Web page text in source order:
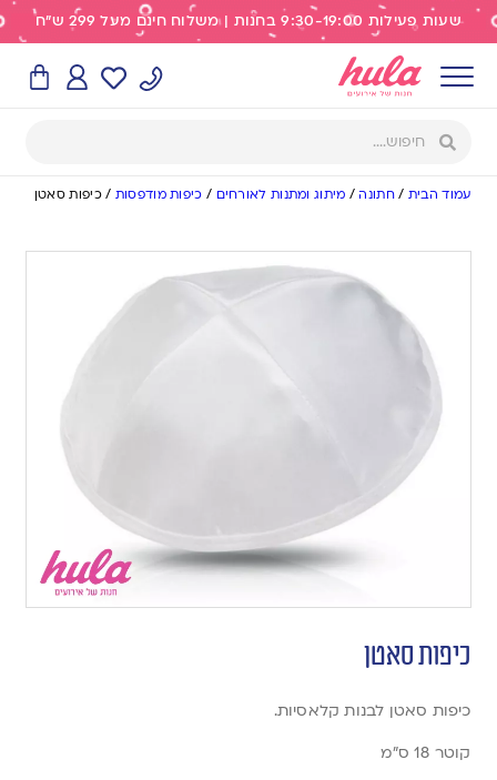
שעות פעילות 9:30-19:00 בחנות | משלוח חינם מעל 299 ש"ח
עמוד הבית /חתונה/ מיתוג ומתנות לאורחים / כיפות מודפסות /כיפות סאטן
כיפות סאטן
כיפות סאטן לבנות קלאסיות.
קוטר 18 ס”מ